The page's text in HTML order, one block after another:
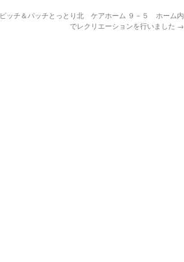
ピッチ＆パッチとっとり北 ケアホーム ９－５ ホーム内
でレクリエーションを行いました →